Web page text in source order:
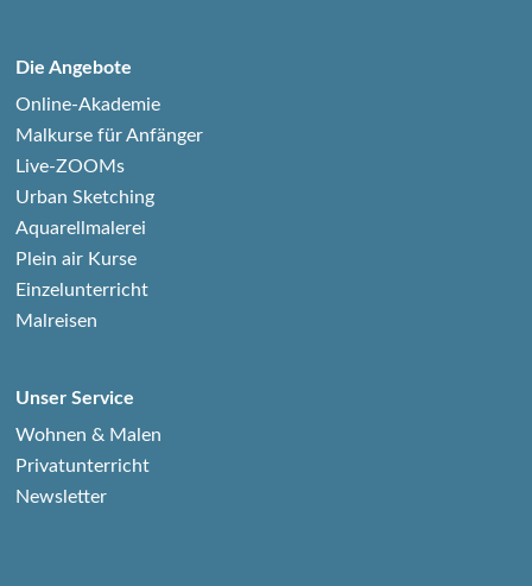
Die Angebote
Online-Akademie
Malkurse für Anfänger
Live-ZOOMs
Urban Sketching
Aquarellmalerei
Plein air Kurse
Einzelunterricht
Malreisen
Unser Service
Wohnen & Malen
Privatunterricht
Newsletter